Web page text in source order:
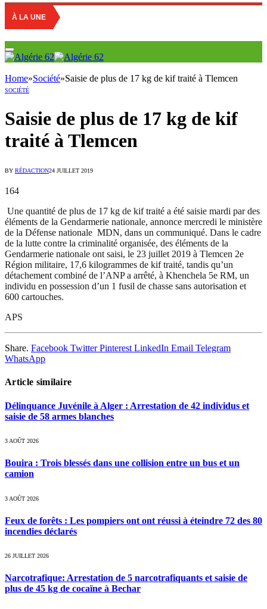
À LA UNE
Home»Société»Saisie de plus de 17 kg de kif traité à Tlemcen
SOCIÉTÉ
Saisie de plus de 17 kg de kif
traité à Tlemcen
BY RÉDACTION24 JUILLET 2019
164
Une quantité de plus de 17 kg de kif traité a été saisie mardi par des
éléments de la Gendarmerie nationale, annonce mercredi le ministère
de la Défense nationale MDN, dans un communiqué. Dans le cadre
de la lutte contre la criminalité organisée, des éléments de la
Gendarmerie nationale ont saisi, le 23 juillet 2019 à Tlemcen 2e
Région militaire, 17,6 kilogrammes de kif traité, tandis qu’un
détachement combiné de l’ANP a arrêté, à Khenchela 5e RM, un
individu en possession d’un 1 fusil de chasse sans autorisation et
600 cartouches.
APS
Share. Facebook Twitter Pinterest LinkedIn Email Telegram
WhatsApp
Article similaire
Délinquance Juvénile à Alger : Arrestation de 42 individus et
saisie de 58 armes blanches
3 AOÛT 2026
Bouira : Trois blessés dans une collision entre un bus et un
camion
3 AOÛT 2026
Feux de forêts : Les pompiers ont ont réussi à éteindre 72 des 80
incendies déclarés
26 JUILLET 2026
Narcotrafique: Arrestation de 5 narcotrafiquants et saisie de
plus de 45 kg de cocaïne à Bechar